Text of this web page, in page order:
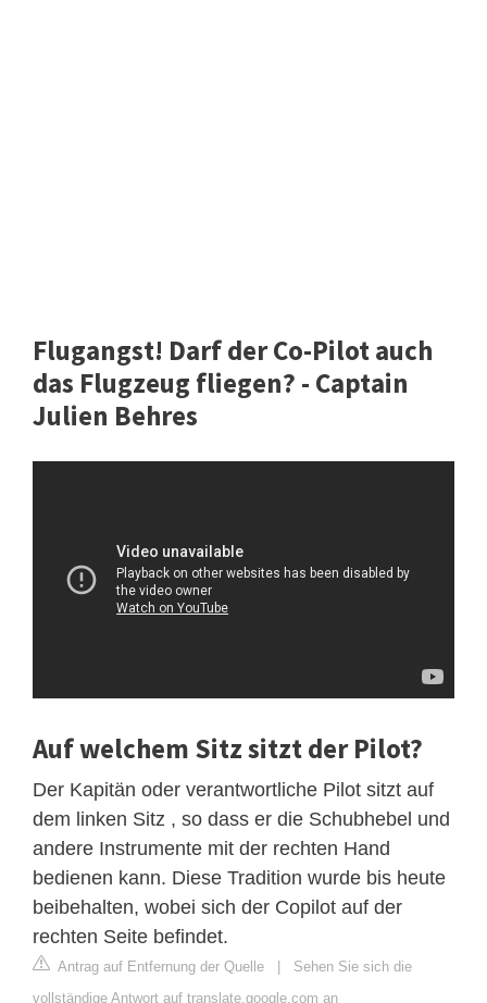
Flugangst! Darf der Co-Pilot auch
das Flugzeug fliegen? - Captain
Julien Behres
Auf welchem ​​Sitz sitzt der Pilot?
Der Kapitän oder verantwortliche Pilot sitzt auf
dem linken Sitz , so dass er die Schubhebel und
andere Instrumente mit der rechten Hand
bedienen kann. Diese Tradition wurde bis heute
beibehalten, wobei sich der Copilot auf der
rechten Seite befindet.
Antrag auf Entfernung der Quelle | Sehen Sie sich die
vollständige Antwort auf translate.google.com an